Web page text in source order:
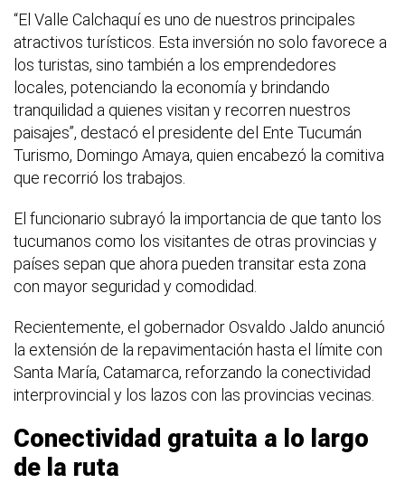
“El Valle Calchaquí es uno de nuestros principales
atractivos turísticos. Esta inversión no solo favorece a
los turistas, sino también a los emprendedores
locales, potenciando la economía y brindando
tranquilidad a quienes visitan y recorren nuestros
paisajes”, destacó el presidente del Ente Tucumán
Turismo, Domingo Amaya, quien encabezó la comitiva
que recorrió los trabajos.
El funcionario subrayó la importancia de que tanto los
tucumanos como los visitantes de otras provincias y
países sepan que ahora pueden transitar esta zona
con mayor seguridad y comodidad.
Recientemente, el gobernador Osvaldo Jaldo anunció
la extensión de la repavimentación hasta el límite con
Santa María, Catamarca, reforzando la conectividad
interprovincial y los lazos con las provincias vecinas.
Conectividad gratuita a lo largo
de la ruta